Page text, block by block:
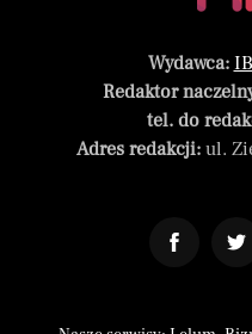
Wydawca:
Redaktor
tel. do
Adres redakcji:ul.